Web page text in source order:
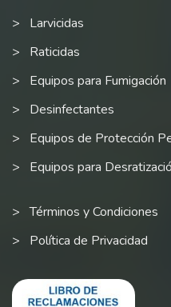
Larvicidas
Raticidas
Equipos para Fumigación
Desinfectantes
Equipos de Protección
Equipos para
Términos y Condiciones
Política de Privacidad